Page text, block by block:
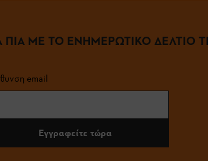
ΜΕ ΤΟ ΕΝΗΜΕΡΩΤΙΚΟ ΔΕΛΤΙΟ
email
Εγγραφείτε τώρα